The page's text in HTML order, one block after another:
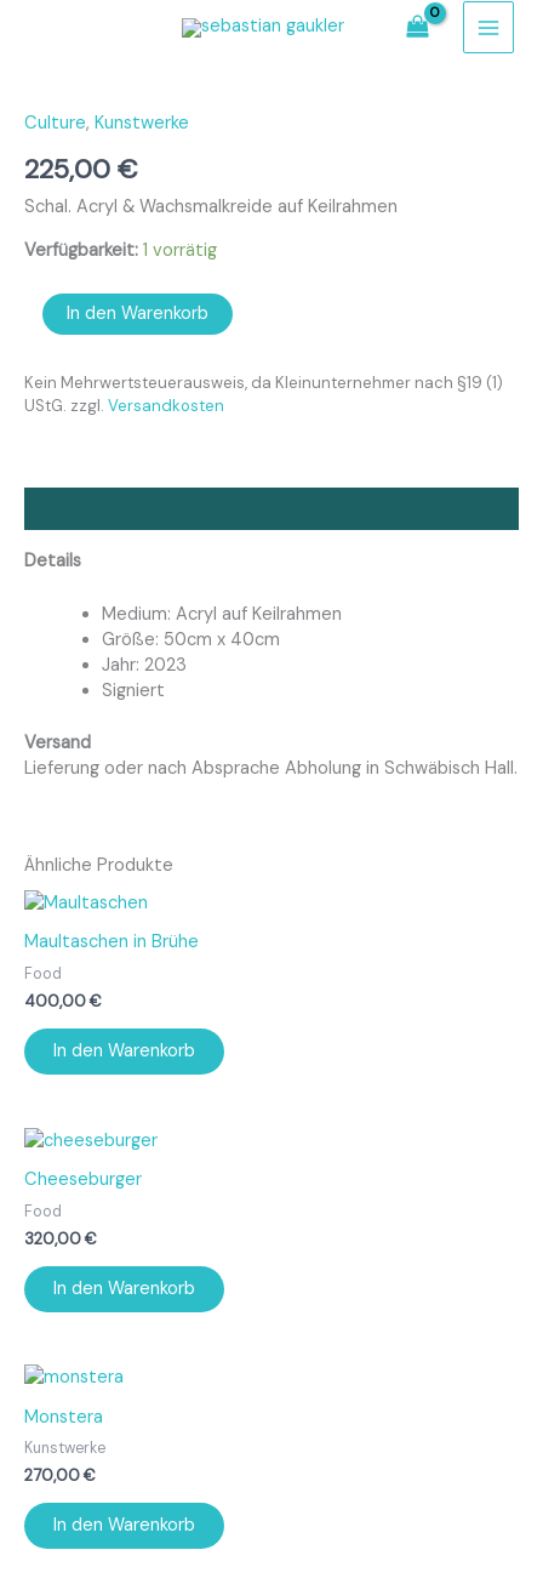
Culture, Kunstwerke
225,00 €
Schal. Acryl & Wachsmalkreide auf Keilrahmen
Verfügbarkeit: 1 vorrätig
In den Warenkorb
Kein Mehrwertsteuerausweis, da Kleinunternehmer nach §19 (1)
UStG. zzgl. Versandkosten
Details
Medium: Acryl auf Keilrahmen
Größe: 50cm x 40cm
Jahr: 2023
Signiert
Versand
Lieferung oder nach Absprache Abholung in Schwäbisch Hall.
Ähnliche Produkte
Maultaschen in Brühe
Food
400,00€
In den Warenkorb
Cheeseburger
Food
320,00€
In den Warenkorb
Monstera
Kunstwerke
270,00€
In den Warenkorb